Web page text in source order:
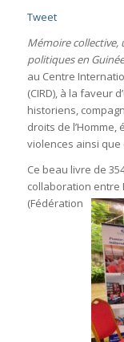
Tweet
Mémoire collective,
politiques en Guinée
au Centre
(CIRD), à la faveur
historiens,
droits de
violences ainsi que
Ce beau livre de
collaboration entre
(Fédération